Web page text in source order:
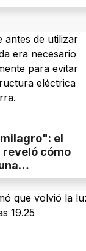
el
reveló cómo
pudo
en